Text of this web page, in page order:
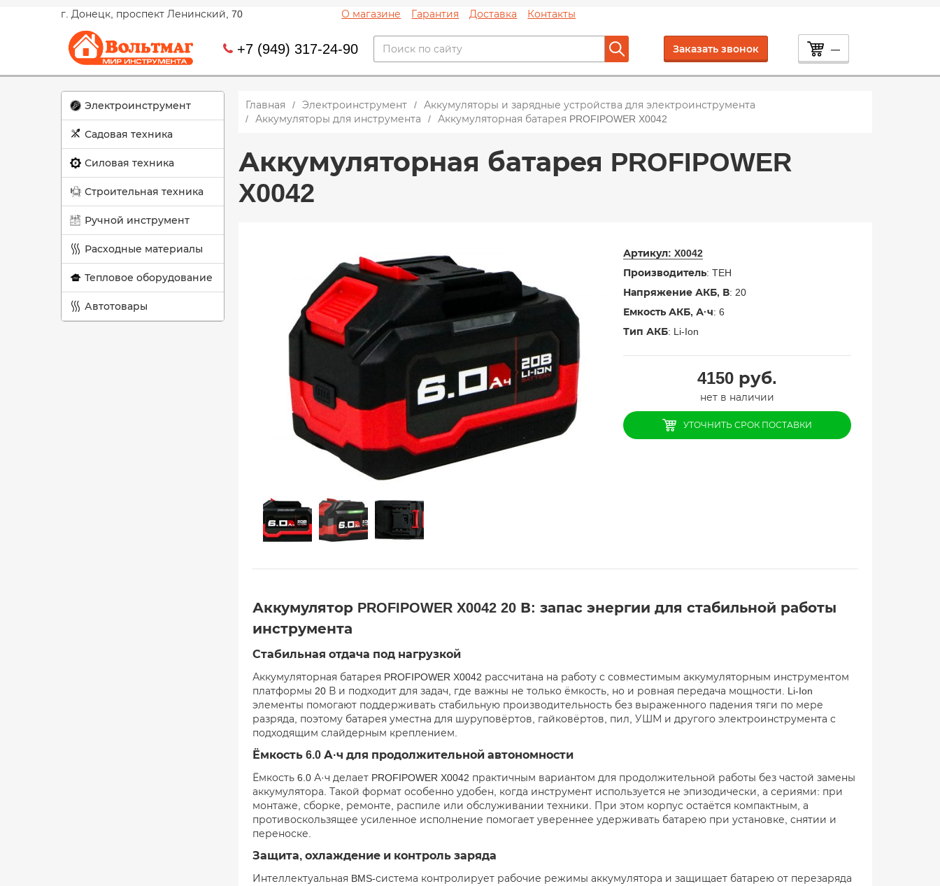
г. Донецк, проспект Ленинский, 70 О магазине Гарантия Доставка Контакты
+7 (949) 317-24-90 Заказать звонок —
Электроинструмент
Садовая техника
Силовая техника
Строительная техника
Ручной инструмент
Расходные материалы
Тепловое оборудование
Автотовары
Главная Электроинструмент
Аккумуляторы и зарядные устройства для электроинструмента
Аккумуляторы для инструмента
Аккумуляторная батарея PROFIPOWER X0042
Аккумуляторная батарея PROFIPOWER
X0042
Артикул: X0042
Производитель: TEH
Напряжение АКБ, В: 20
Емкость АКБ, А·ч: 6
Тип АКБ: Li-Ion
4150руб.
нет в наличии
УТОЧНИТЬ СРОК ПОСТАВКИ
Аккумулятор PROFIPOWER X0042 20 В: запас энергии для стабильной работы
инструмента
Стабильная отдача под нагрузкой
Аккумуляторная батарея PROFIPOWER X0042 рассчитана на работу с совместимым аккумуляторным инструментом
платформы 20 В и подходит для задач, где важны не только ёмкость, но и ровная передача мощности. Li-Ion
элементы помогают поддерживать стабильную производительность без выраженного падения тяги по мере
разряда, поэтому батарея уместна для шуруповёртов, гайковёртов, пил, УШМ и другого электроинструмента с
подходящим слайдерным креплением.
Ёмкость 6.0 А·ч для продолжительной автономности
Ёмкость 6.0 А·ч делает PROFIPOWER X0042 практичным вариантом для продолжительной работы без частой замены
аккумулятора. Такой формат особенно удобен, когда инструмент используется не эпизодически, а сериями: при
монтаже, сборке, ремонте, распиле или обслуживании техники. При этом корпус остаётся компактным, а
противоскользящее усиленное исполнение помогает увереннее удерживать батарею при установке, снятии и
переноске.
Защита, охлаждение и контроль заряда
Интеллектуальная BMS-система контролирует рабочие режимы аккумулятора и защищает батарею от перезаряда